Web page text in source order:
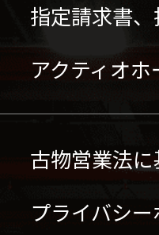
指定請求書
アクティオ
古物営業法
プライバシ